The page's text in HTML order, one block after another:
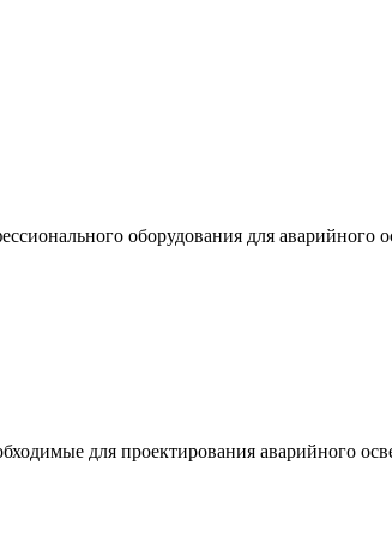
оборудования для
для проектирования аварийного